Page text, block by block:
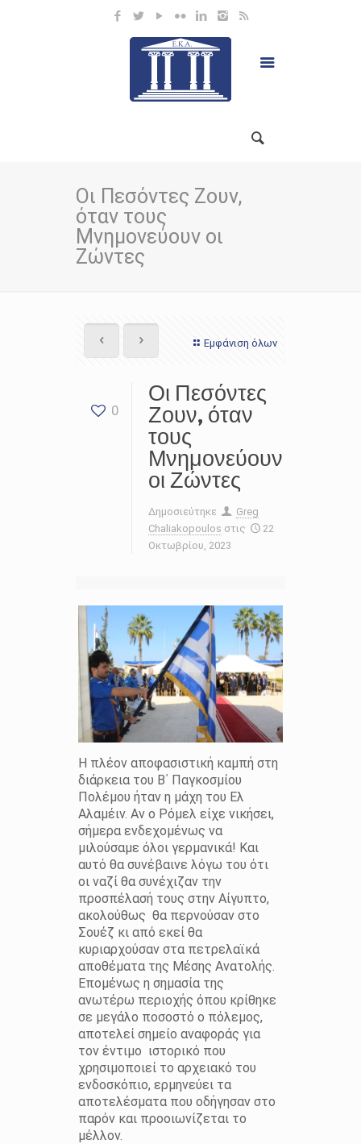
Οι Πεσόντες Ζουν,
όταν τους
Μνημονεύουν οι
Ζώντες
Εμφάνιση όλων
0
Οι Πεσόντες
Ζουν, όταν
τους
Μνημονεύουν
οι Ζώντες
Δημοσιεύτηκε
Greg
Chaliakopoulos στις
22
Οκτωβρίου, 2023
Η πλέον αποφασιστική καμπή στη
διάρκεια του Β΄ Παγκοσμίου
Πολέμου ήταν η μάχη του Ελ
Αλαμέιν. Αν ο Ρόμελ είχε νικήσει,
σήμερα ενδεχομένως να
μιλούσαμε όλοι γερμανικά! Και
αυτό θα συνέβαινε λόγω του ότι
οι ναζί θα συνέχιζαν την
προσπέλασή τους στην Αίγυπτο,
ακολούθως θα περνούσαν στο
Σουέζ κι από εκεί θα
κυριαρχούσαν στα πετρελαϊκά
αποθέματα της Μέσης Ανατολής.
Επομένως η σημασία της
ανωτέρω περιοχής όπου κρίθηκε
σε μεγάλο ποσοστό ο πόλεμος,
αποτελεί σημείο αναφοράς για
τον έντιμο ιστορικό που
χρησιμοποιεί το αρχειακό του
ενδοσκόπιο, ερμηνεύει τα
αποτελέσματα που οδήγησαν στο
παρόν και προοιωνίζεται το
μέλλον.